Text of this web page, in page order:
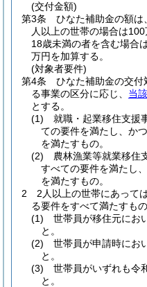
(交付金額)
第3条
ひなた補助金の額
人以上の世帯の場合は100
18歳未満の者を含む場合
万円を加算する。
(対象者要件)
第4条
ひなた補助金の交付
る事業の区分に応じ、 当
とする。
(1)
就職・起業移住支援
ての要件を満たし、か
を満たすもの。
(2)
農林漁業等就業移住
すべての要件を満たし
を満たすもの。
2
2人以上の世帯にあっては
る要件をすべて満たすもの
(1)
世帯員が移住元にお
と。
(2)
世帯員が申請時にお
と。
(3)
世帯員がいずれも令
と。